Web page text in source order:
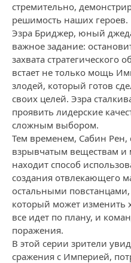
стремительно,
решимость наших героев.
Эзра Бриджер, юный
важное задание:
захвата стратегического
встает не только мощь
злодей, который готов
своих целей. Эзра
проявить лидерские
сложным выбором.
Тем временем, Сабин Рен,
взрывчатым веществам и
находит способ
создания отвлекающего
остальными
который может изменить
все идет по плану, и
поражения.
В этой серии зрители
сражения с Империей,